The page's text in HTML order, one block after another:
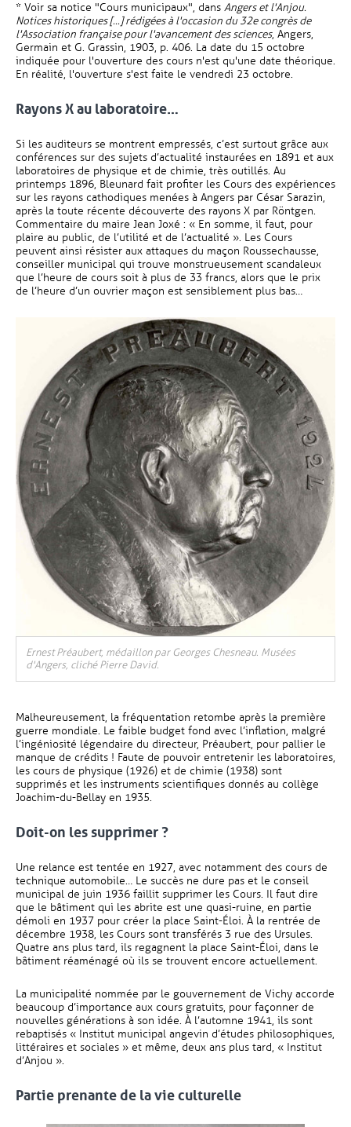
* Voir sa notice "Cours municipaux", dans Angers et l'Anjou.
Notices historiques [...] rédigées à l'occasion du 32e congrès de
l'Association française pour l'avancement des sciences, Angers,
Germain et G. Grassin, 1903, p. 406. La date du 15 octobre
indiquée pour l'ouverture des cours n'est qu'une date théorique.
En réalité, l'ouverture s'est faite le vendredi 23 octobre.
Rayons X au laboratoire…
Si les auditeurs se montrent empressés, c’est surtout grâce aux
conférences sur des sujets d’actualité instaurées en 1891 et aux
laboratoires de physique et de chimie, très outillés. Au
printemps 1896, Bleunard fait profiter les Cours des expériences
sur les rayons cathodiques menées à Angers par César Sarazin,
après la toute récente découverte des rayons X par Röntgen.
Commentaire du maire Jean Joxé : « En somme, il faut, pour
plaire au public, de l’utilité et de l’actualité ». Les Cours
peuvent ainsi résister aux attaques du maçon Roussechausse,
conseiller municipal qui trouve monstrueusement scandaleux
que l’heure de cours soit à plus de 33 francs, alors que le prix
de l’heure d’un ouvrier maçon est sensiblement plus bas…
Ernest Préaubert, médaillon par Georges Chesneau. Musées
d'Angers, cliché Pierre David.
Malheureusement, la fréquentation retombe après la première
guerre mondiale. Le faible budget fond avec l’inflation, malgré
l’ingéniosité légendaire du directeur, Préaubert, pour pallier le
manque de crédits ! Faute de pouvoir entretenir les laboratoires,
les cours de physique (1926) et de chimie (1938) sont
supprimés et les instruments scientifiques donnés au collège
Joachim-du-Bellay en 1935.
Doit-on les supprimer ?
Une relance est tentée en 1927, avec notamment des cours de
technique automobile… Le succès ne dure pas et le conseil
municipal de juin 1936 faillit supprimer les Cours. Il faut dire
que le bâtiment qui les abrite est une quasi-ruine, en partie
démoli en 1937 pour créer la place Saint-Éloi. À la rentrée de
décembre 1938, les Cours sont transférés 3 rue des Ursules.
Quatre ans plus tard, ils regagnent la place Saint-Éloi, dans le
bâtiment réaménagé où ils se trouvent encore actuellement.
La municipalité nommée par le gouvernement de Vichy accorde
beaucoup d’importance aux cours gratuits, pour façonner de
nouvelles générations à son idée. À l’automne 1941, ils sont
rebaptisés « Institut municipal angevin d’études philosophiques,
littéraires et sociales » et même, deux ans plus tard, « Institut
d’Anjou ».
Partie prenante de la vie culturelle